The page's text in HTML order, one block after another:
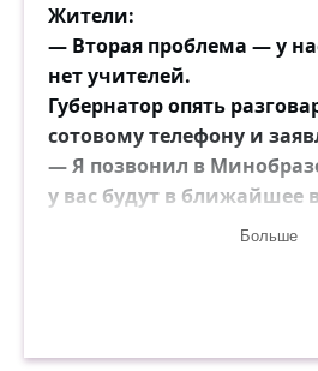
Жители:
— Вторая проблема — у
нет учителей.
Губернатор опять
сотовому телефону и
— Я позвонил в
у вас будут в ближайшее
Больше